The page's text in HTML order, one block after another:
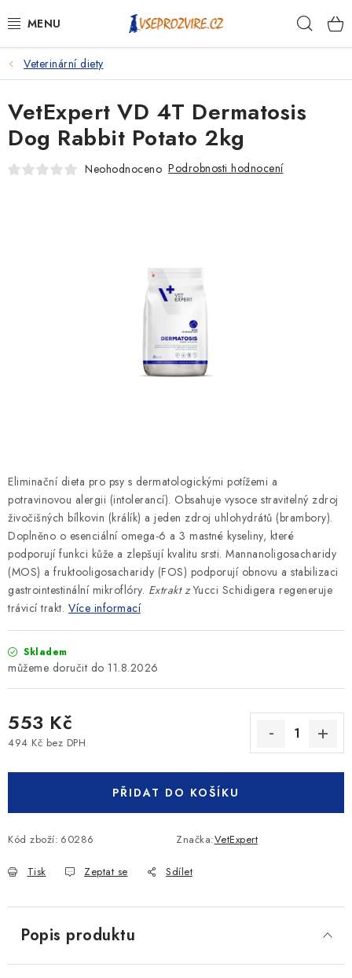
na
PSI
KOČKY
KONĚ
KRÁLÍCI/HLODAVCI/PTÁCI
Veterinární diety
Eliminační dieta pro psy s dermatologickými potížemi a
potravinovou alergii (intolerancí). Obsahuje vysoce stravitelný zdroj
živočišných bílkovin (králík) a jeden zdroj uhlohydrátů (brambory).
Doplněno o esenciální omega-6 a 3 mastné kyseliny, které
podporují funkci kůže a zlepšují kvalitu srsti. Mannanoligosacharidy
(MOS) a fruktooligosacharidy (FOS) podporují obnovu a stabilizaci
gastrointestinální mikroflóry. Extrakt zYucci Schidigera regeneruje
trávicí trakt. Více informací
Skladem
11.8.2026
553 Kč
494 Kč bez DPH
PŘIDAT DO KOŠÍKU
Kód zboží: 60286 Značka:VetExpert
Tisk Zeptat se Sdílet
VetExpert VD 4T Dermatosis
Dog Rabbit Potato 2kg
Neohodnoceno Podrobnosti hodnocení
Popis produktu